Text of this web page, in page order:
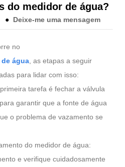
do medidor de água?
● Deixe-me uma mensagem
no
água , as etapas a seguir
para lidar com isso:
tarefa é fechar a válvula
garantir que a fonte de água
o problema de vazamento se
do medidor de água:
e verifique cuidadosamente